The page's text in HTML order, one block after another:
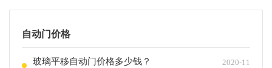
自动门价格
玻璃平移自动门价格多少钱？ 2020-11